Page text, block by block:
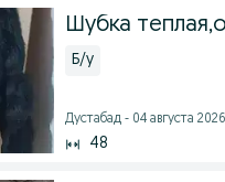
Шубка
Б/у
Дустабад - 04 августа 2026
48